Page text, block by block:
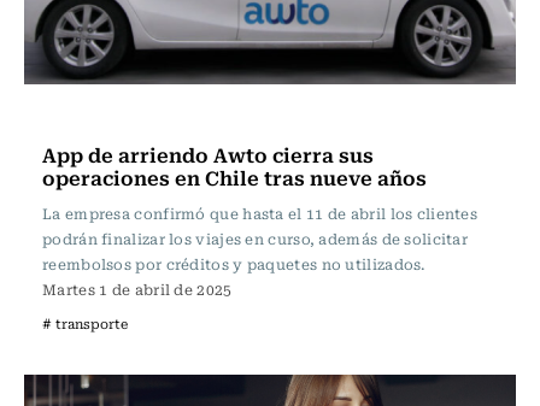
App de arriendo Awto cierra sus
operaciones en Chile tras nueve años
La empresa confirmó que hasta el 11 de abril los clientes
podrán finalizar los viajes en curso, además de solicitar
reembolsos por créditos y paquetes no utilizados.
Martes 1 de abril de 2025
# transporte